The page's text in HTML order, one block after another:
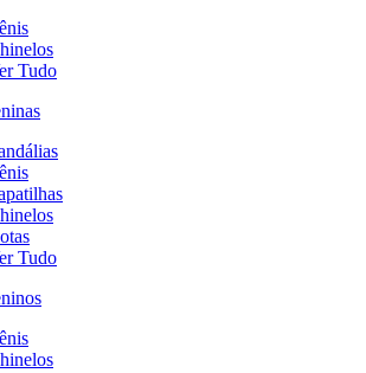
Tudo
Tudo